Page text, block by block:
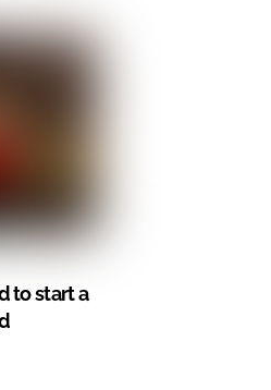
to start a